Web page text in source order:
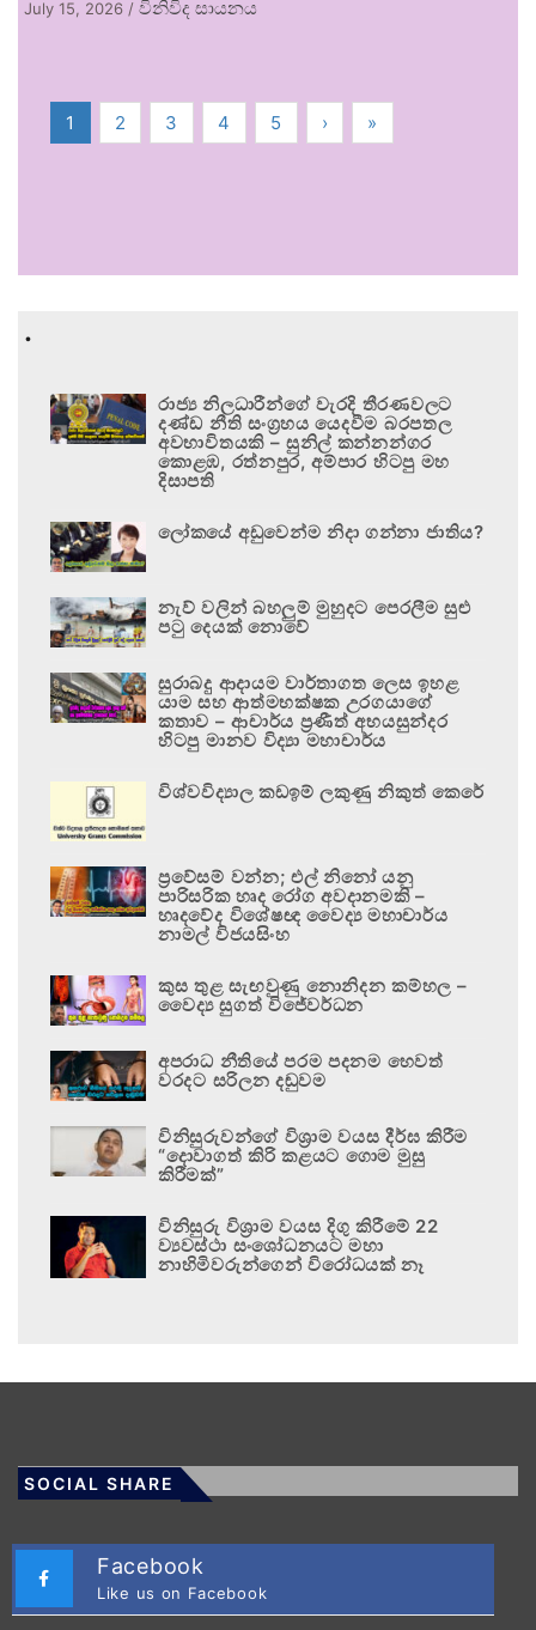
July 15, 2026 / විනිවිද සායනය
1 2 3 4 5 › »
.
රාජ්‍ය නිලධාරීන්ගේ වැරදි තීරණවලට
දණ්ඩ නීති සංග්‍රහය යෙදවීම බරපතල
අවභාවිතයකි – සුනිල් කන්නන්ගර
කොළඹ, රත්නපුර, අම්පාර හිටපු මහ
දිසාපති
ලෝකයේ අඩුවෙන්ම නිදා ගන්නා ජාතිය?
නැව් වලින් බහලුම් මුහුදට පෙරලීම සුළු
පටු දෙයක් නොවේ
සුරාබදු ආදායම වාර්තාගත ලෙස ඉහළ
යාම සහ ආත්මභක්ෂක උරගයාගේ
කතාව – ආචාර්ය ප්‍රණීත් අභයසුන්දර
හිටපු මානව විද්‍යා මහාචාර්ය
විශ්වවිද්‍යාල කඩඉම් ලකුණු නිකුත් කෙරේ
ප්‍රවේසම් වන්න; එල් නිනෝ යනු
පාරිසරික හෘද රෝග අවදානමකි –
හෘදවේද විශේෂඥ වෛද්‍ය මහාචාර්ය
නාමල් විජයසිංහ
කුස තුළ සැඟවුණු නොනිදන කම්හල –
වෛද්‍ය සුගත් විජේවර්ධන
අපරාධ නීතියේ පරම පදනම හෙවත්
වරදට සරිලන දඬුවම
විනිසුරුවන්ගේ විශ්‍රාම වයස දීර්ඝ කිරීම
“දොවාගත් කිරි කළයට ගොම මුසු
කිරීමක්”
විනිසුරු විශ්‍රාම වයස දිගු කිරීමේ 22
ව්‍යවස්ථා සංශෝධනයට මහා
නාහිමිවරුන්ගෙන් විරෝධයක් නෑ
SOCIAL SHARE
Facebook
Like us on Facebook